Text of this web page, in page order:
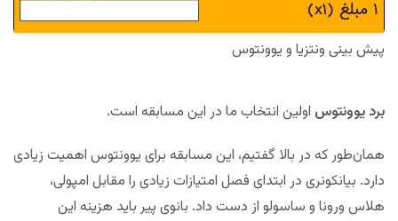
پیش بینی ونتزیا و یوونتوس
برد یوونتوس اولین انتخاب ما در این مسابقه است.
همان‌طور که در بالا گفتیم، این مسابقه برای یوونتوس اهمیت زیادی
دارد. بیانکونری در ابتدای فصل امتیازات زیادی را مقابل امپولی،
هلاس ورونا و ساسولو از دست داد. بانوی پیر باید هزینه این